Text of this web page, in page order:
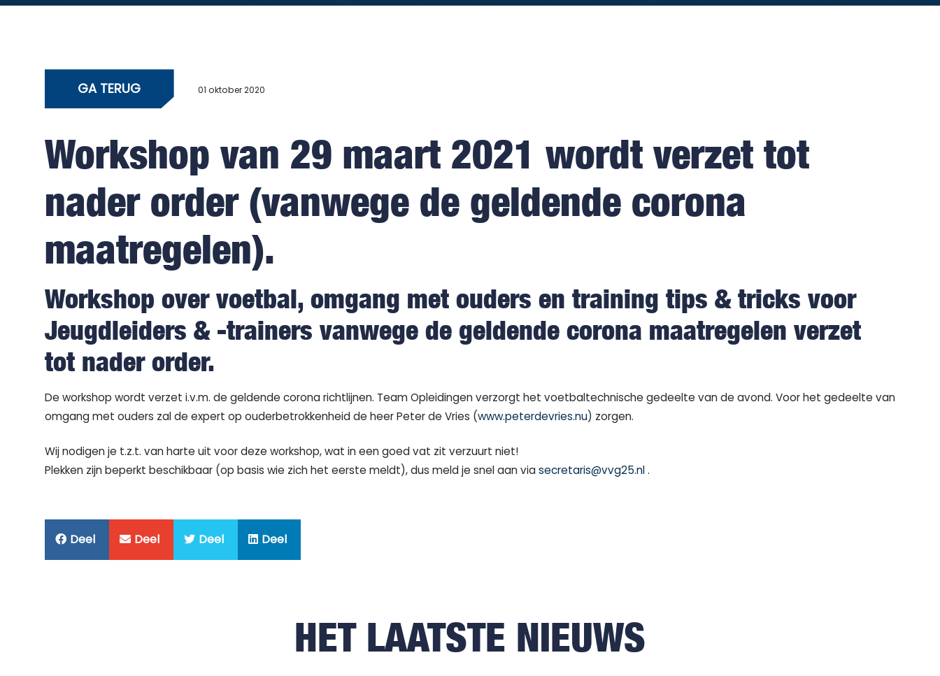
GA TERUG 01 oktober 2020
Workshop van 29 maart 2021 wordt verzet tot
nader order (vanwege de geldende corona
maatregelen).
Workshop over voetbal, omgang met ouders en training tips & tricks voor
Jeugdleiders & -trainers vanwege de geldende corona maatregelen verzet
tot nader order.
De workshop wordt verzet i.v.m. de geldende corona richtlijnen. Team Opleidingen verzorgt het voetbaltechnische gedeelte van de avond. Voor het gedeelte van
omgang met ouders zal de expert op ouderbetrokkenheid de heer Peter de Vries (www.peterdevries.nu) zorgen.
Wij nodigen je t.z.t. van harte uit voor deze workshop, wat in een goed vat zit verzuurt niet!
Plekken zijn beperkt beschikbaar (op basis wie zich het eerste meldt), dus meld je snel aan viasecretaris@vvg25.nl.
Deel Deel Deel Deel
HET LAATSTE NIEUWS